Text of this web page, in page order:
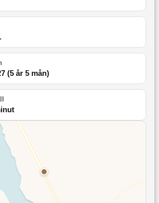
(5 år 5 mån)